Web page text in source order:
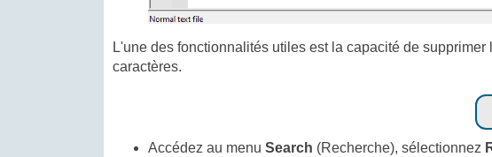
L'une des fonctionnalités utiles est la capacité de
caractères.
Accédez au menu Search (Recherche), sélectionnez